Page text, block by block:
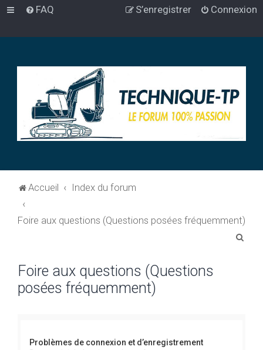
FAQ Connexion
S’enregistrer
Accueil Index du forum
Foire aux questions (Questions posées fréquemment)
Foire aux questions (Questions
posées fréquemment)
Problèmes de connexion et d’enregistrement